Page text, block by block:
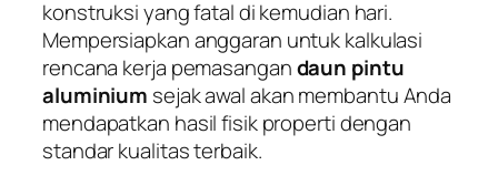
konstruksi yang fatal di kemudian hari.
Mempersiapkan anggaran untuk kalkulasi
rencana kerja pemasangandaun pintu
aluminium sejak awal akan membantu Anda
mendapatkan hasil fisik properti dengan
standar kualitas terbaik.